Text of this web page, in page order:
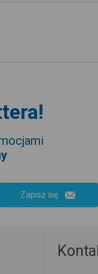
Zapisz się